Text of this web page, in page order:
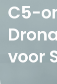
C5-
voor